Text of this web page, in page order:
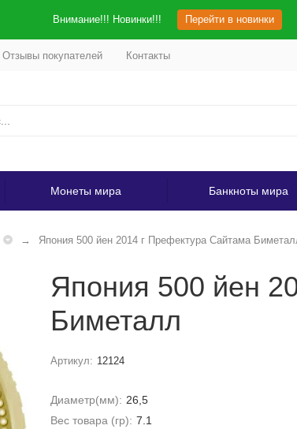
Внимание!!! Новинки!!! Перейти в новинки
Отзывы покупателей Контакты
Монеты мира Банкноты мира
Япония 500 йен 2014 г Префектура Сайтама
Япония 500 йен
Биметалл
Артикул: 12124
Диаметр(мм): 26,5
Вес товара (гр): 7.1